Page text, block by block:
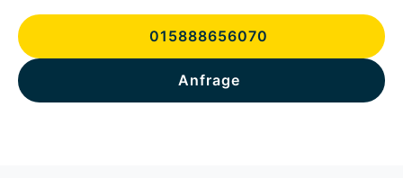
015888656070
Anfrage